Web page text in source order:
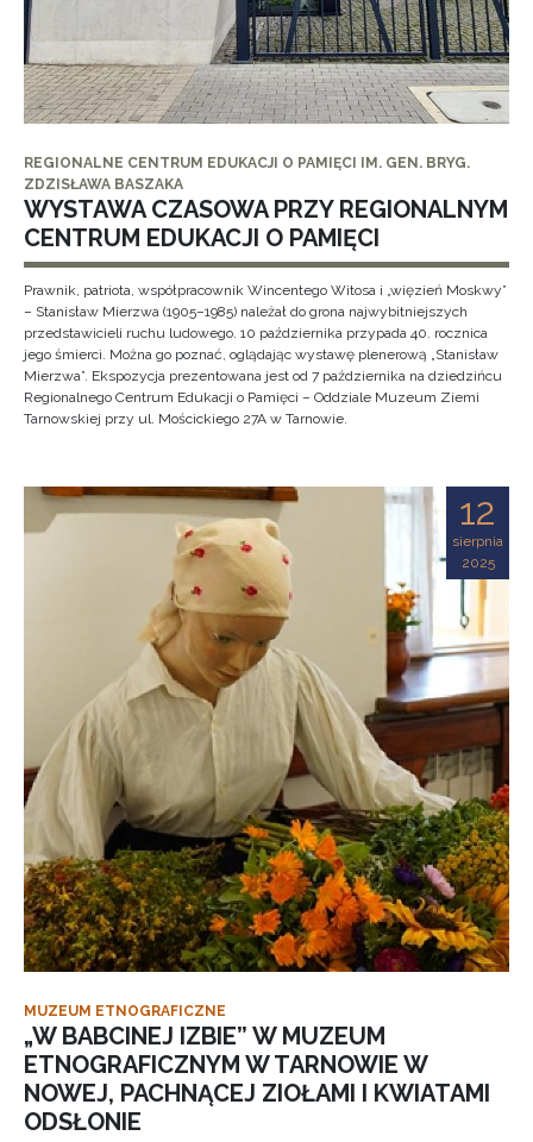
REGIONALNE CENTRUM EDUKACJI O PAMIĘCI IM. GEN. BRYG.
ZDZISŁAWA BASZAKA
WYSTAWA CZASOWA PRZY REGIONALNYM
CENTRUM EDUKACJI O PAMIĘCI
Prawnik, patriota, współpracownik Wincentego Witosa i „więzień Moskwy”
– Stanisław Mierzwa (1905–1985) należał do grona najwybitniejszych
przedstawicieli ruchu ludowego. 10 października przypada 40. rocznica
jego śmierci. Można go poznać, oglądając wystawę plenerową „Stanisław
Mierzwa”. Ekspozycja prezentowana jest od 7 października na dziedzińcu
Regionalnego Centrum Edukacji o Pamięci – Oddziale Muzeum Ziemi
Tarnowskiej przy ul. Mościckiego 27A w Tarnowie.
12
sierpnia
2025
MUZEUM ETNOGRAFICZNE
„W BABCINEJ IZBIE” W MUZEUM
ETNOGRAFICZNYM W TARNOWIE W
NOWEJ, PACHNĄCEJ ZIOŁAMI I KWIATAMI
ODSŁONIE